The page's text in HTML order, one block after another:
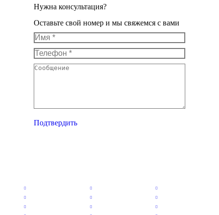
Нужна консультация?
Оставьте свой номер и мы свяжемся с вами
Имя *
Телефон *
Сообщение
Подтвердить